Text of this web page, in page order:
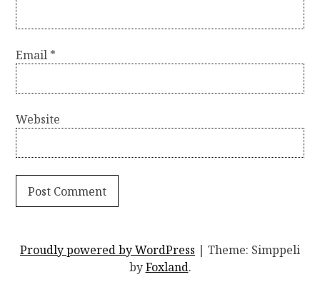
Email *
Website
Proudly powered by WordPress | Theme: Simppeli
byFoxland.